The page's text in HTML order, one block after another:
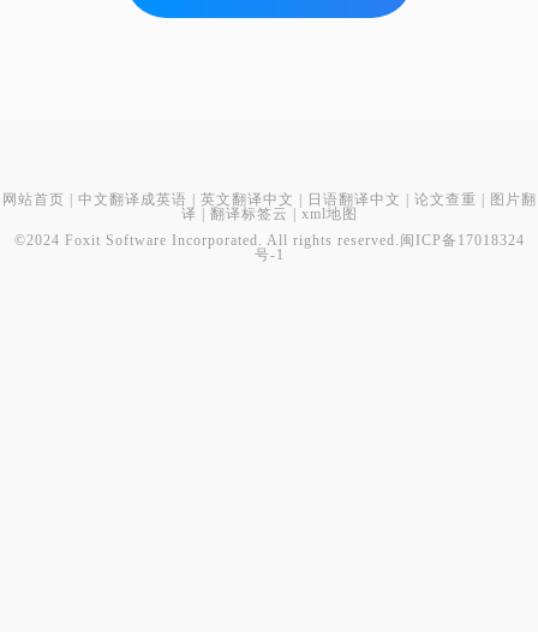
网站首页 中文翻译成英语 英文翻译中文 日语翻译中文 论文查重
图片翻
译
翻译标签云
xml地图
©2024 Foxit Software Incorporated. All rights reserved. 闽ICP备17018324
号-1